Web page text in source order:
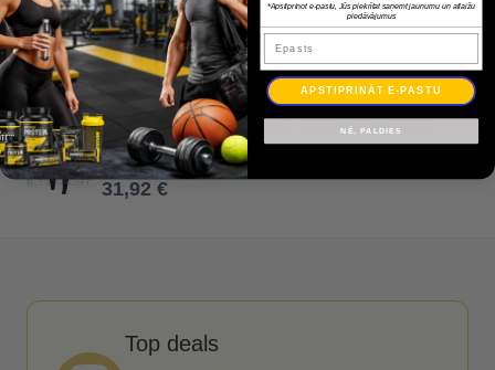
Гарантия
Nike Strike 21 vilnas bikses CW6336 451 / Jūras zila / XL
45,60 €
31,92 €
Top deals
*Apstiprinot e-pastu, Jūs piekrītat saņemt jaunumu un atlaižu
piedāvājumus
Epasts
APSTIPRINĀT E-PASTU
NĒ, PALDIES